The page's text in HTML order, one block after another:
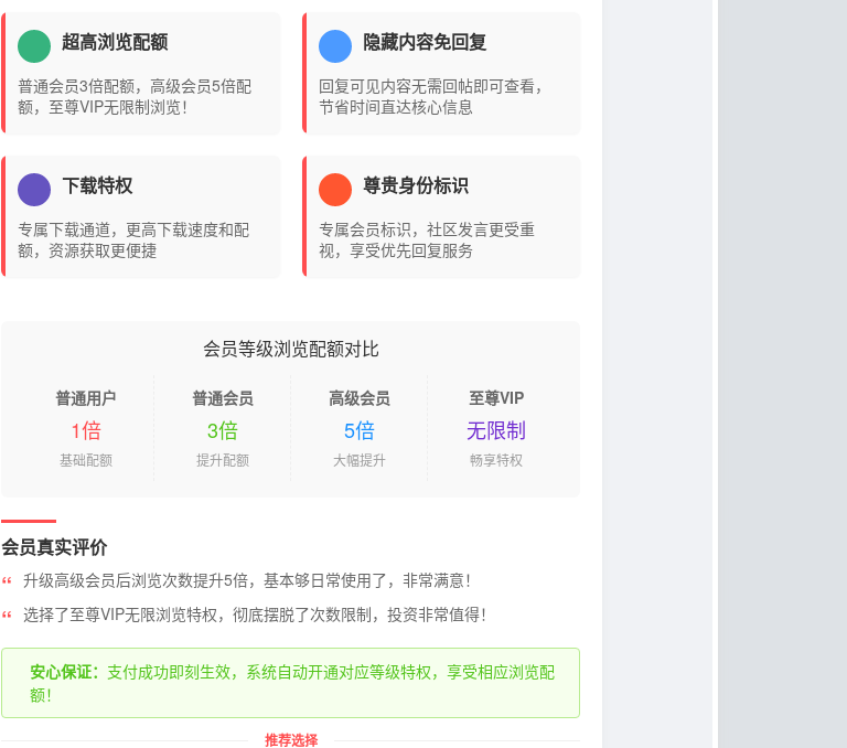
超高浏览配额
普通会员3倍配额，高级会员5倍配
额，至尊VIP无限制浏览！
隐藏内容免回复
回复可见内容无需回帖即可查看，
节省时间直达核心信息
下载特权
专属下载通道，更高下载速度和配
额，资源获取更便捷
尊贵身份标识
专属会员标识，社区发言更受重
视，享受优先回复服务
会员等级浏览配额对比
普通用户
1倍
基础配额
普通会员
3倍
提升配额
高级会员
5倍
大幅提升
至尊VIP
无限制
畅享特权
会员真实评价
升级高级会员后浏览次数提升5倍，基本够日常使用了，非常满意！
选择了至尊VIP无限浏览特权，彻底摆脱了次数限制，投资非常值得！
安心保证： 支付成功即刻生效，系统自动开通对应等级特权，享受相应浏览配
额！